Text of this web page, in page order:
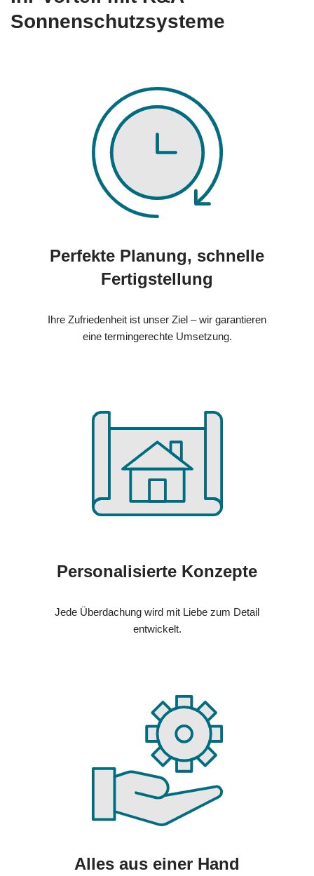
Sonnenschutzsysteme
Perfekte Planung, schnelle
Fertigstellung
Ihre Zufriedenheit ist unser Ziel – wir garantieren
eine termingerechte Umsetzung.
Personalisierte Konzepte
Jede Überdachung wird mit Liebe zum Detail
entwickelt.
Alles aus einer Hand